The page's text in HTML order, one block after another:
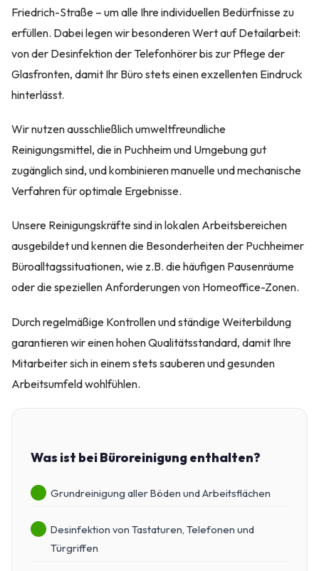
Friedrich-Straße – um alle Ihre individuellen Bedürfnisse zu
erfüllen. Dabei legen wir besonderen Wert auf Detailarbeit:
von der Desinfektion der Telefonhörer bis zur Pflege der
Glasfronten, damit Ihr Büro stets einen exzellenten Eindruck
hinterlässt.
Wir nutzen ausschließlich umweltfreundliche
Reinigungsmittel, die in Puchheim und Umgebung gut
zugänglich sind, und kombinieren manuelle und mechanische
Verfahren für optimale Ergebnisse.
Unsere Reinigungskräfte sind in lokalen Arbeitsbereichen
ausgebildet und kennen die Besonderheiten der Puchheimer
Büroalltagssituationen, wie z.B. die häufigen Pausenräume
oder die speziellen Anforderungen von Homeoffice-Zonen.
Durch regelmäßige Kontrollen und ständige Weiterbildung
garantieren wir einen hohen Qualitätsstandard, damit Ihre
Mitarbeiter sich in einem stets sauberen und gesunden
Arbeitsumfeld wohlfühlen.
Was ist bei Büroreinigung enthalten?
Grundreinigung aller Böden und Arbeitsflächen
Desinfektion von Tastaturen, Telefonen und
Türgriffen